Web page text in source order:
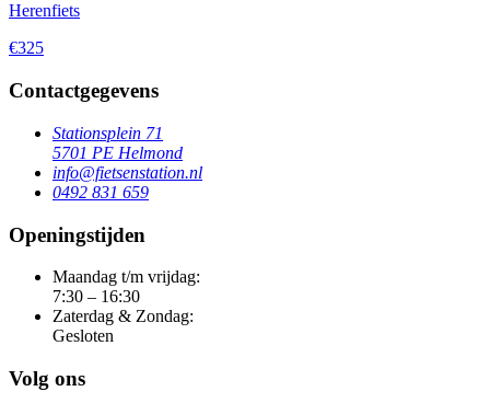
Herenfiets
€325
Contactgegevens
Stationsplein 71
5701 PE Helmond
info@fietsenstation.nl
0492 831 659
Openingstijden
Maandag t/m vrijdag:
7:30 – 16:30
Zaterdag & Zondag:
Gesloten
Volg ons